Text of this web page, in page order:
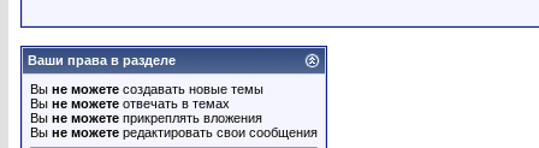
Ваши права в разделе
Вы не можете создавать новые темы
Вы не можете отвечать в темах
Вы не можете прикреплять вложения
Вы не можете редактировать свои сообщения